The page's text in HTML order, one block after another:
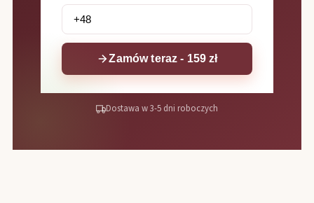
Zamów teraz - 159 zł
Dostawa w 3-5 dni roboczych